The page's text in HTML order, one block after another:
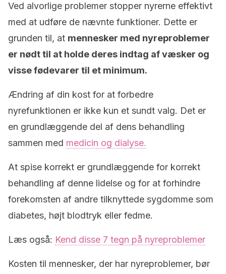
Ved alvorlige problemer stopper nyrerne effektivt
med at udføre de nævnte funktioner. Dette er
grunden til, at mennesker med nyreproblemer
er nødt til at holde deres indtag af væsker og
visse fødevarer til et minimum.
Ændring af din kost for at forbedre
nyrefunktionen er ikke kun et sundt valg. Det er
en grundlæggende del af dens behandling
sammen med medicin og dialyse.
At spise korrekt er grundlæggende for korrekt
behandling af denne lidelse og for at forhindre
forekomsten af andre tilknyttede sygdomme som
diabetes, højt blodtryk eller fedme.
Læs også: Kend disse 7 tegn på nyreproblemer
Kosten til mennesker, der har nyreproblemer, bør